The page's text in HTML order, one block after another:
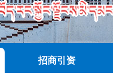
招商引资